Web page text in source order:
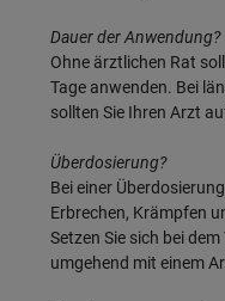
Dauer der Anwendung?
Ohne ärztlichen Rat
Tage anwenden. Bei
sollten Sie Ihren Arzt
Überdosierung?
Bei einer
Erbrechen, Krämpfen
Setzen Sie sich bei
umgehend mit einem